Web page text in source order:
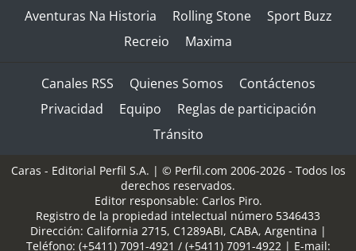
Aventuras Na Historia
Rolling Stone
Sport Buzz
Recreio
Maxima
Canales RSS Quienes Somos
Contáctenos
Privacidad
Equipo
Reglas de participación
Tránsito
Caras - Editorial Perfil S.A. | © Perfil.com 2006-2026 - Todos los
derechos reservados.
Editor responsable: Carlos Piro.
Registro de la propiedad intelectual número 5346433
Dirección: California 2715, C1289ABI, CABA, Argentina |
Teléfono: (+5411) 7091-4921 / (+5411) 7091-4922| E-mail: